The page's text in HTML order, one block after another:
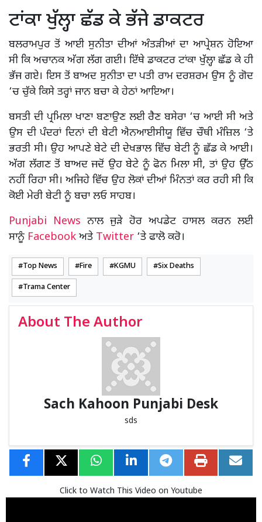
ਟਾਂਕਾ ਖੁੱਲ੍ਹਾ ਛੱਡ ਕੇ ਭੱਜੇ ਡਾਕਟਰ
ਬਲਰਾਮਪੁਰ ਤੋਂ ਆਈ ਸੁਨੀਤਾ ਦੀਆਂ ਅੰਤੜੀਆਂ ਦਾ ਆਪ੍ਰੇਸ਼ਨ ਹੋਇਆ
ਸੀ ਕਿ ਅਚਾਨਕ ਅੱਗ ਲੱਗ ਗਈ। ਇੱਥੇ ਡਾਕਟਰ ਟਾਂਕਾ ਖੁੱਲ੍ਹਾ ਛੱਡ ਕੇ ਹੀ
ਭੱਜ ਗਏ। ਇਸ ਤੋਂ ਬਾਅਦ ਸੁਨੀਤਾ ਦਾ ਪਤੀ ਰਾਮ ਦਰਸ਼ਰਮ ਉਸ ਨੂੰ ਗੋਦ
‘ਚ ਚੁੱਕੇ ਕਿਸੇ ਤਰ੍ਹਾਂ ਜਾਨ ਬਚਾ ਕੇ ਹੇਠਾਂ ਆਇਆ।
ਬਸਤੀ ਦੀ ਪ੍ਰਮਿਲਾ ਖਾਣਾ ਬਣਾਉਣ ਲਈ ਰੈਣ ਬਸੇਰਾ ‘ਚ ਆਈ ਸੀ ਅਤੇ
ਉਸ ਦੀ ਪੰਦਰਾਂ ਦਿਨਾਂ ਦੀ ਬੇਟੀ ਐਨਆਈਸੀਯੂ ਵਿੱਚ ਚੌਥੀ ਮੰਜ਼ਿਲ ‘ਤੇ
ਭਰਤੀ ਸੀ। ਉਹ ਆਪਣੇ ਬੇਟੇ ਦੀ ਦੇਖਭਾਲ ਵਿੱਚ ਬੇਟੀ ਨੂੰ ਛੱਡ ਕੇ ਆਈ।
ਅੱਗ ਲੱਗਣ ਤੋਂ ਬਾਅਦ ਜਦੋਂ ਉਹ ਬੇਟੇ ਨੂੰ ਫੋਨ ਮਿਲਾ ਸੀ, ਤਾਂ ਉਹ ਉੱਠ
ਨਹੀਂ ਰਿਹਾ ਸੀ। ਅਜਿਹੇ ਵਿੱਚ ਉਹ ਲੋਕਾਂ ਦੀਆਂ ਮਿੰਨਤਾਂ ਕਰ ਰਹੀ ਸੀ ਕਿ
ਕੋਈ ਮੇਰੀ ਬੇਟੀ ਨੂੰ ਬਚਾ ਲਓ ਸਾਹਬ।
Punjabi News ਨਾਲ ਜੁੜੇ ਹੋਰ ਅਪਡੇਟ ਹਾਸਲ ਕਰਨ ਲਈ
ਸਾਨੂੰ Facebook ਅਤੇ Twitter ‘ਤੇ ਫਾਲੋ ਕਰੋ।
Top News Fire KGMU Six Deaths
Trama Center
About The Author
Sach Kahoon Punjabi Desk
sds
Click to Watch This Video on Youtube